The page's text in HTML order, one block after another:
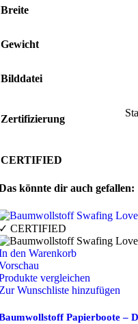
Breite
Gewicht
Bilddatei
Zertifizierung
CERTIFIED
könnte dir auch gefallen:
CERTIFIED
den Warenkorb
vergleichen
Wunschliste hinzufügen
Papierboote –